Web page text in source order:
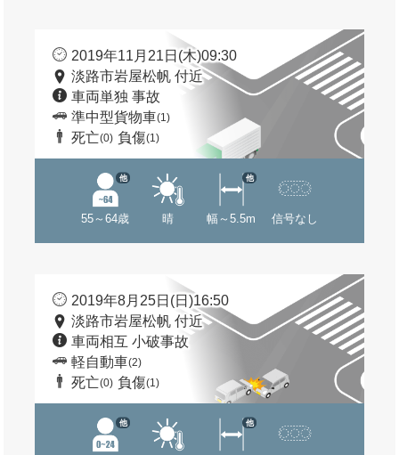
2019年11月21日(木)09:30
淡路市岩屋松帆 付近
車両単独 事故
準中型貨物車(1)
死亡(0) 負傷(1)
55～64歳
他
晴 幅～5.5m
他
信号なし
2019年8月25日(日)16:50
淡路市岩屋松帆 付近
車両相互 小破事故
軽自動車(2)
死亡(0) 負傷(1)
他 他